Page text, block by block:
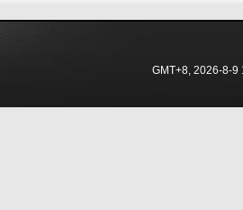
GMT+8, 2026-8-9